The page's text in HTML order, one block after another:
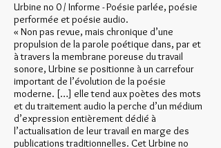
Urbine no 0 / Informe - Poésie parlée, poésie
performée et poésie audio.
« Non pas revue, mais chronique d’une
propulsion de la parole poétique dans, par et
à travers la membrane poreuse du travail
sonore, Urbine se positionne à un carrefour
important de l’évolution de la poésie
moderne. […] elle tend aux poètes des mots
et du traitement audio la perche d’un médium
d’expression entièrement dédié à
l’actualisation de leur travail en marge des
publications traditionnelles. Cet Urbine no